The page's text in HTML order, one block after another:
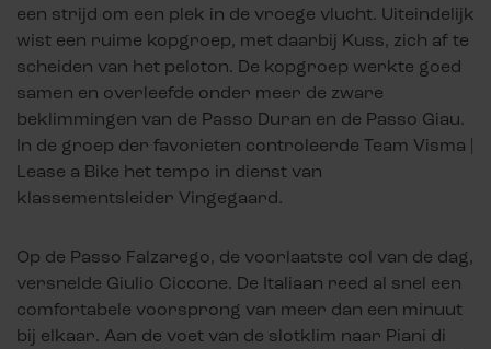
een strijd om een plek in de vroege vlucht. Uiteindelijk
wist een ruime kopgroep, met daarbij Kuss, zich af te
scheiden van het peloton. De kopgroep werkte goed
samen en overleefde onder meer de zware
beklimmingen van de Passo Duran en de Passo Giau.
In de groep der favorieten controleerde Team Visma |
Lease a Bike het tempo in dienst van
klassementsleider Vingegaard.
Op de Passo Falzarego, de voorlaatste col van de dag,
versnelde Giulio Ciccone. De Italiaan reed al snel een
comfortabele voorsprong van meer dan een minuut
bij elkaar. Aan de voet van de slotklim naar Piani di